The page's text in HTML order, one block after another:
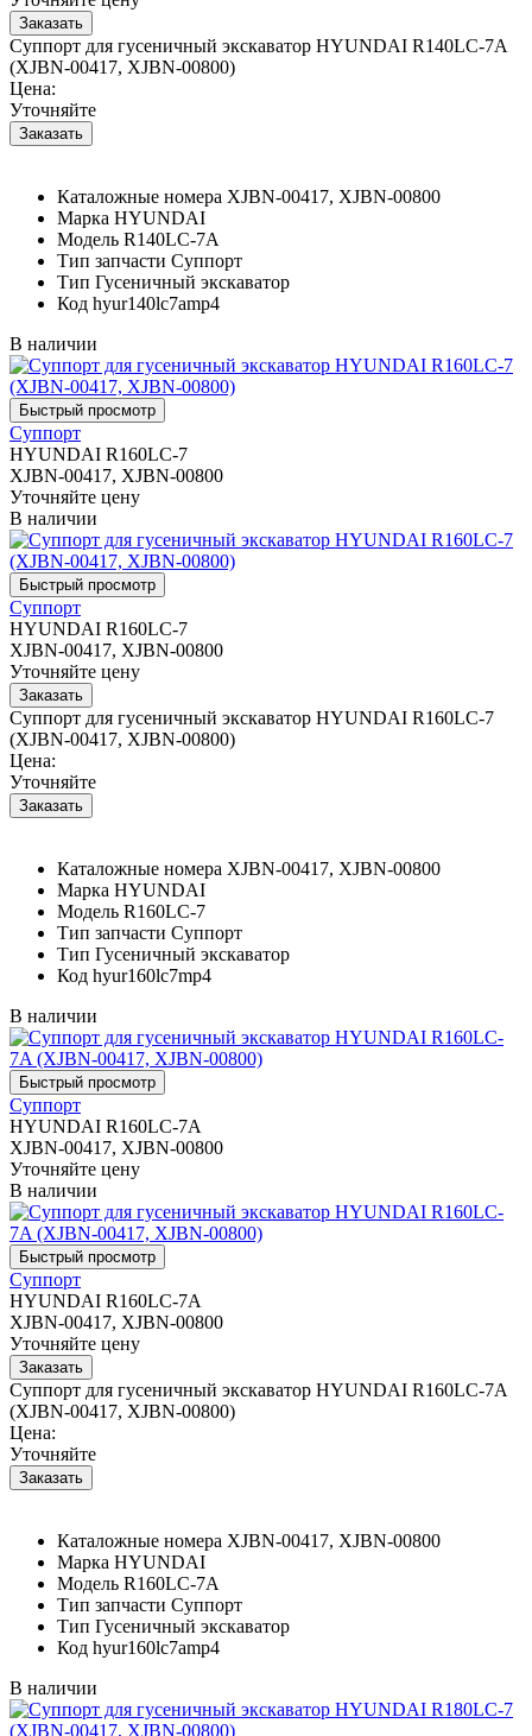
Суппорт для гусеничный экскаватор HYUNDAI R140LC-7A
(XJBN-00417, XJBN-00800)
Цена:
Уточняйте
Каталожные номера XJBN-00417, XJBN-00800
Марка HYUNDAI
Модель R140LC-7A
Тип запчасти Суппорт
Тип Гусеничный экскаватор
Код hyur140lc7amp4
В наличии
Суппорт
HYUNDAI R160LC-7
XJBN-00417, XJBN-00800
Уточняйте цену
В наличии
Суппорт
HYUNDAI R160LC-7
XJBN-00417, XJBN-00800
Уточняйте цену
Суппорт для гусеничный экскаватор HYUNDAI R160LC-7
(XJBN-00417, XJBN-00800)
Цена:
Уточняйте
Каталожные номера XJBN-00417, XJBN-00800
Марка HYUNDAI
Модель R160LC-7
Тип запчасти Суппорт
Тип Гусеничный экскаватор
Код hyur160lc7mp4
В наличии
Суппорт
HYUNDAI R160LC-7A
XJBN-00417, XJBN-00800
Уточняйте цену
В наличии
Суппорт
HYUNDAI R160LC-7A
XJBN-00417, XJBN-00800
Уточняйте цену
Суппорт для гусеничный экскаватор HYUNDAI R160LC-7A
(XJBN-00417, XJBN-00800)
Цена:
Уточняйте
Каталожные номера XJBN-00417, XJBN-00800
Марка HYUNDAI
Модель R160LC-7A
Тип запчасти Суппорт
Тип Гусеничный экскаватор
Код hyur160lc7amp4
В наличии